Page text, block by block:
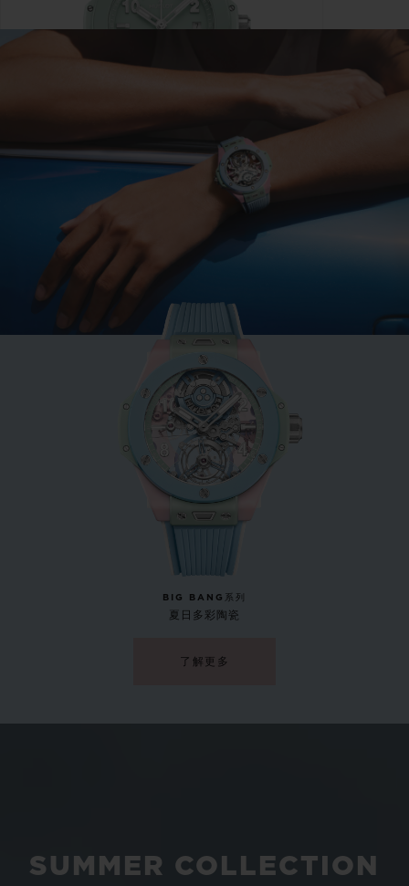
薄荷绿陶瓷 33 MM
HKD 109,700
BIG BANG系列
夏日多彩陶瓷
了解更多
SUMMER COLLECTION